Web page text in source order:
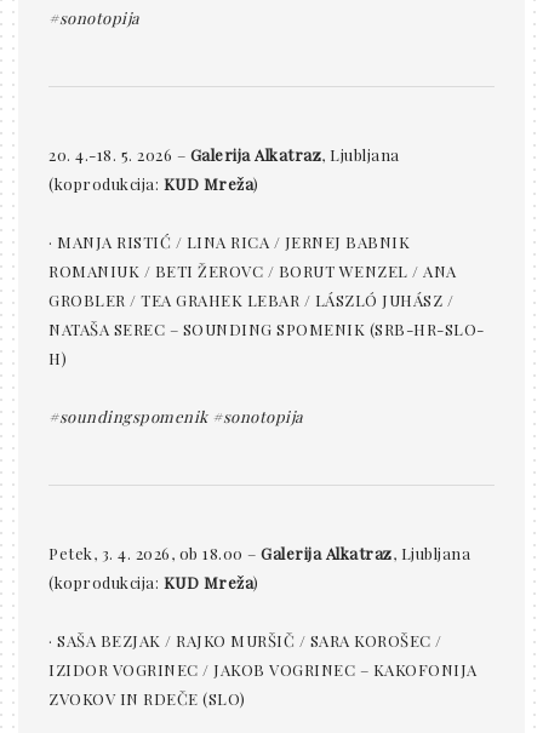
#sonotopija
20. 4.-18. 5. 2026 – Galerija Alkatraz, Ljubljana
(koprodukcija: KUD Mreža)
· MANJA RISTIĆ / LINA RICA / JERNEJ BABNIK
ROMANIUK / BETI ŽEROVC / BORUT WENZEL / ANA
GROBLER / TEA GRAHEK LEBAR / LÁSZLÓ JUHÁSZ /
NATAŠA SEREC – SOUNDING SPOMENIK (SRB-HR-SLO-
H)
#soundingspomenik #sonotopija
Petek, 3. 4. 2026, ob 18.00 – Galerija Alkatraz, Ljubljana
(koprodukcija: KUD Mreža)
· SAŠA BEZJAK / RAJKO MURŠIČ / SARA KOROŠEC /
IZIDOR VOGRINEC / JAKOB VOGRINEC – KAKOFONIJA
ZVOKOV IN RDEČE (SLO)